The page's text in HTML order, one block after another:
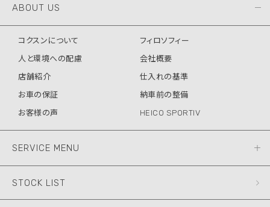
ABOUT US
コクスンについて
フィロソフィー
人と環境への配慮
会社概要
店舗紹介
仕入れの基準
お車の保証
納車前の整備
お客様の声
HEICO SPORTIV
SERVICE MENU
STOCK LIST